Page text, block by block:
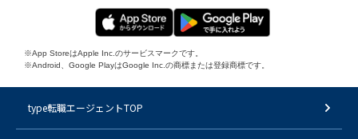
※App StoreはApple Inc.のサービスマークです。
※Android、Google PlayはGoogle Inc.の商標または登録商標です。
type転職エージェントTOP